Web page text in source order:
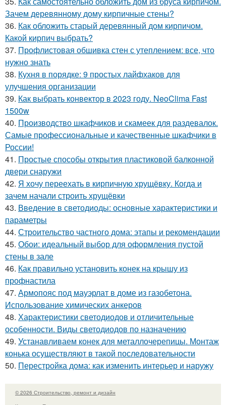
Зачем деревянному дому кирпичные стены?
36. Как обложить старый деревянный дом кирпичом.
Какой кирпич выбрать?
37. Профлистовая обшивка стен с утеплением: все, что
нужно знать
38. Кухня в порядке: 9 простых лайфхаков для
улучшения организации
39. Как выбрать конвектор в 2023 году. NeoClima Fast
1500w
40. Производство шкафчиков и скамеек для раздевалок.
Самые профессиональные и качественные шкафчики в
России!
41. Простые способы открытия пластиковой балконной
двери снаружи
42. Я хочу переехать в кирпичную хрущёвку. Когда и
зачем начали строить хрущёвки
43. Введение в светодиоды: основные характеристики и
параметры
44. Строительство частного дома: этапы и рекомендации
45. Обои: идеальный выбор для оформления пустой
стены в зале
46. Как правильно установить конек на крышу из
профнастила
47. Армопояс под мауэрлат в доме из газобетона.
Использование химических анкеров
48. Характеристики светодиодов и отличительные
особенности. Виды светодиодов по назначению
49. Устанавливаем конек для металлочерепицы. Монтаж
конька осуществляют в такой последовательности
50. Перестройка дома: как изменить интерьер и наружу
© 2026 Строительство, ремонт и дизайн